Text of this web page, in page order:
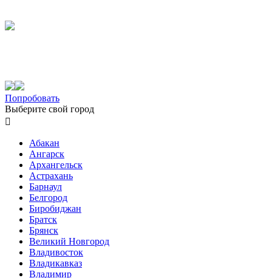
Попробовать
Выберите свой город

Абакан
Ангарск
Архангельск
Астрахань
Барнаул
Белгород
Биробиджан
Братск
Брянск
Великий Новгород
Владивосток
Владикавказ
Владимир